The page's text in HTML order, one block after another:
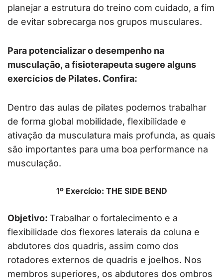
planejar a estrutura do treino com cuidado, a fim
de evitar sobrecarga nos grupos musculares.
Para potencializar o desempenho na
musculação, a fisioterapeuta sugere alguns
exercícios de Pilates. Confira:
Dentro das aulas de pilates podemos trabalhar
de forma global mobilidade, flexibilidade e
ativação da musculatura mais profunda, as quais
são importantes para uma boa performance na
musculação.
1º Exercício: THE SIDE BEND
Objetivo: Trabalhar o fortalecimento e a
flexibilidade dos flexores laterais da coluna e
abdutores dos quadris, assim como dos
rotadores externos de quadris e joelhos. Nos
membros superiores, os abdutores dos ombros